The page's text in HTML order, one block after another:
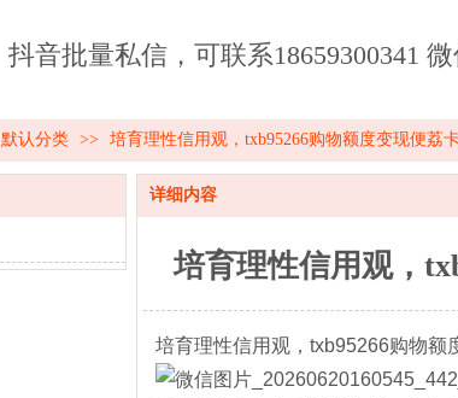
抖音批量私信，可联系18659300341
默认分类 >> 培育理性信用观，txb95266购物额度变现便荔
详细内容
培育理性信用观，
培育理性信用观，txb95266购物额